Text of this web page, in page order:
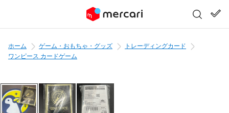
ホーム ゲーム・おもちゃ・グッズ
トレーディングカード
ワンピース カードゲーム